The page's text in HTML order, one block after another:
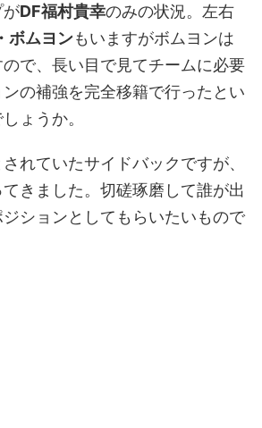
がDF福村貴幸のみの状況。左右
ボムヨンもいますがボムヨンは
で、長い目で見てチームに必要
の補強を完全移籍で行ったとい
ょうか。
れていたサイドバックですが、
きました。切磋琢磨して誰が出
ションとしてもらいたいもので